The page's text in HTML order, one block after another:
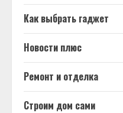
Как выбрать гаджет
Новости плюс
Ремонт и отделка
Строим дом сами